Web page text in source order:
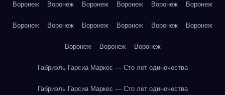
Воронеж Воронеж Воронеж Воронеж Воронеж Воронеж
Воронеж Воронеж Воронеж Воронеж Воронеж Воронеж
Воронеж Воронеж Воронеж
Габриэль Гарсиа Маркес — Сто лет одиночества
Габриэль Гарсиа Маркес — Сто лет одиночества